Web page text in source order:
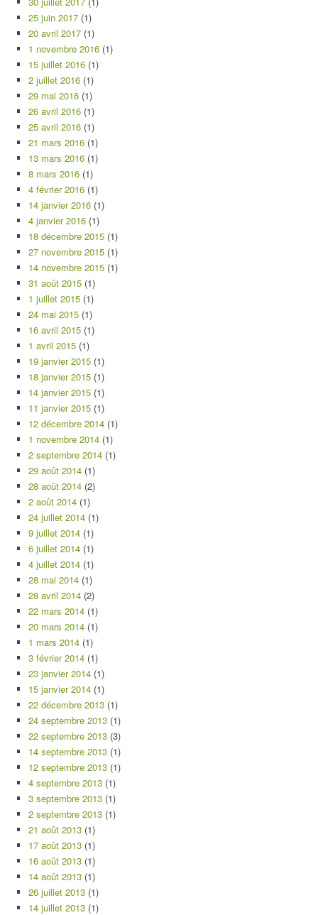
25 juin 2017 (1)
20 avril 2017 (1)
1 novembre 2016 (1)
15 juillet 2016 (1)
2 juillet 2016 (1)
29 mai 2016 (1)
26 avril 2016 (1)
25 avril 2016 (1)
21 mars 2016 (1)
13 mars 2016 (1)
8 mars 2016 (1)
4 février 2016 (1)
14 janvier 2016 (1)
4 janvier 2016 (1)
18 décembre 2015 (1)
27 novembre 2015 (1)
14 novembre 2015 (1)
31 août 2015 (1)
1 juillet 2015 (1)
24 mai 2015 (1)
16 avril 2015 (1)
1 avril 2015 (1)
19 janvier 2015 (1)
18 janvier 2015 (1)
14 janvier 2015 (1)
11 janvier 2015 (1)
12 décembre 2014 (1)
1 novembre 2014 (1)
2 septembre 2014 (1)
29 août 2014 (1)
28 août 2014 (2)
2 août 2014 (1)
24 juillet 2014 (1)
9 juillet 2014 (1)
6 juillet 2014 (1)
4 juillet 2014 (1)
28 mai 2014 (1)
28 avril 2014 (2)
22 mars 2014 (1)
20 mars 2014 (1)
1 mars 2014 (1)
3 février 2014 (1)
23 janvier 2014 (1)
15 janvier 2014 (1)
22 décembre 2013 (1)
24 septembre 2013 (1)
22 septembre 2013 (3)
14 septembre 2013 (1)
12 septembre 2013 (1)
4 septembre 2013 (1)
3 septembre 2013 (1)
2 septembre 2013 (1)
21 août 2013 (1)
17 août 2013 (1)
16 août 2013 (1)
14 août 2013 (1)
26 juillet 2013 (1)
14 juillet 2013 (1)